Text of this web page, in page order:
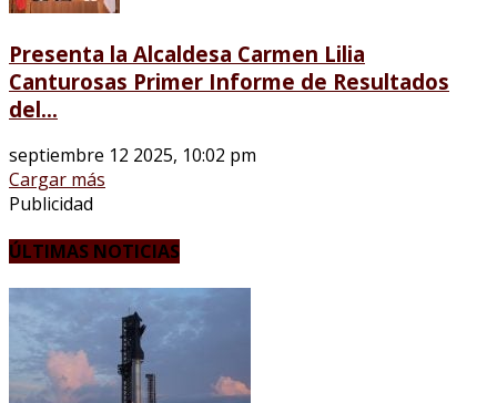
Presenta la Alcaldesa Carmen Lilia
Canturosas Primer Informe de Resultados
del...
septiembre 12 2025, 10:02 pm
Cargar más
Publicidad
ÚLTIMAS NOTICIAS